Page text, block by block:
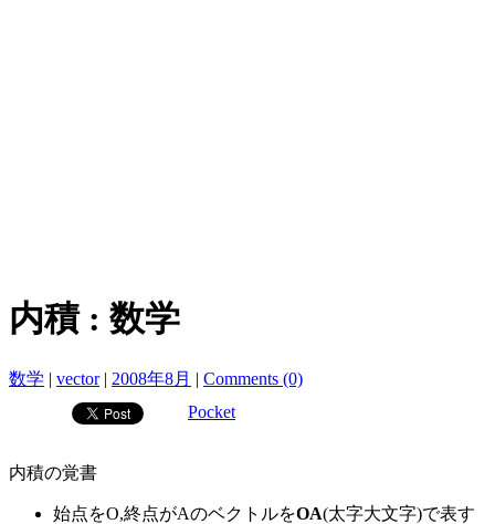
内積 : 数学
数学 | vector| 2008年8月 | Comments (0)
Pocket
内積の覚書
始点をO,終点がAのベクトルをOA(太字大文字)で表す